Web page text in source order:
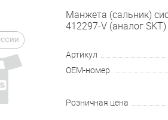
Манжета (сальник)
412297-V (аналог SKT)
Артикул
OEM-номер
Розничная цена